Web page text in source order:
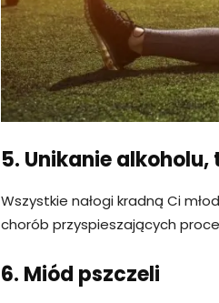
5. Unikanie
Wszystkie nałogi kradną Ci
chorób przyspieszających
6. Miód pszczeli